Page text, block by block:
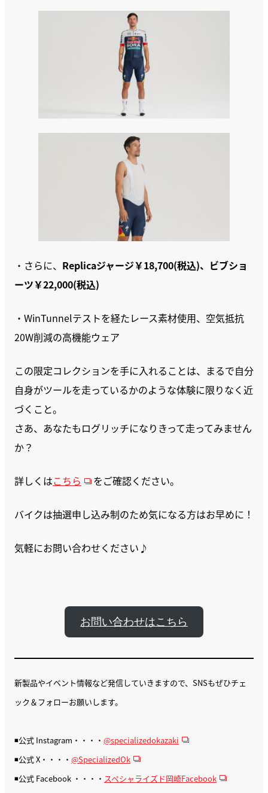
・さらに、 Replicaジャージ￥18,700(税込)、ビブショ
ーツ￥22,000(税込)
・WinTunnelテストを経たレース素材使用、空気抵抗
20W削減の高機能ウェア
この限定コレクションを手に入れることは、まるで自分
自身がツールを走っているかのような体験に限りなく近
づくこと。
さあ、あなたもログリッチになりきって走ってみません
か？
詳しくはこちら をご確認ください。
バイクは抽選申し込み制のため気になる方はお早めに！
気軽にお問い合わせください♪
お問い合わせはこちら
新製品やイベント情報など発信していきますので、SNSもぜひチェ
ック＆フォローお願いします。
◾️公式 Instagram・・・・ @specializedokazaki
◾️公式 X・・・・ @SpecializedOk
◾️公式 Facebook ・・・・ スペシャライズド岡崎Facebook